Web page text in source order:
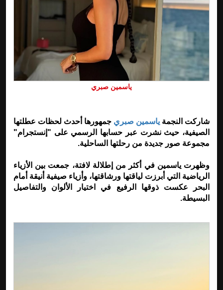
ياسمين صبري
شاركت النجمة ياسمين صبري جمهورها أحدث لحظات عطلتها
الصيفية، حيث نشرت عبر حسابها الرسمي على "إنستجرام"
مجموعة صور جديدة من رحلتها الساحلية.
وظهرت ياسمين في أكثر من إطلالة لافتة، جمعت بين الأزياء
الرياضية التي أبرزت لياقتها ورشاقتها، وأزياء صيفية أنيقة أمام
البحر عكست ذوقها الرفيع في اختيار الألوان والتفاصيل
البسيطة.